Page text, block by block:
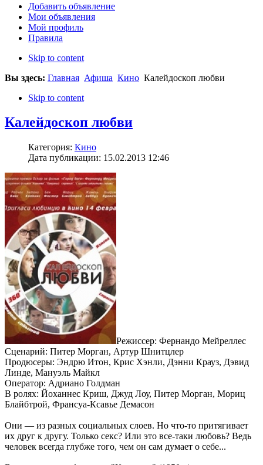
Добавить объявление
Мои объявления
Мой профиль
Правила
Skip to content
Вы здесь: Главная Афиша Кино Калейдоскоп любви
Skip to content
Калейдоскоп любви
Категория: Кино
Дата публикации: 15.02.2013 12:46
Режиссер: Фернандо Мейреллес
Сценарий: Питер Морган, Артур Шнитцлер
Продюсеры: Эндрю Итон, Крис Хэнли, Дэнни Крауз, Дэвид
Линде, Мануэль Майкл
Оператор: Адриано Голдман
В ролях: Йоханнес Криш, Джуд Лоу, Питер Морган, Мориц
Блайбтрой, Франсуа-Ксавье Демасон
Они — из разных социальных слоев. Но что-то притягивает
их друг к другу. Только секс? Или это все-таки любовь? Ведь
человек всегда глубже того, чем он сам думает о себе...